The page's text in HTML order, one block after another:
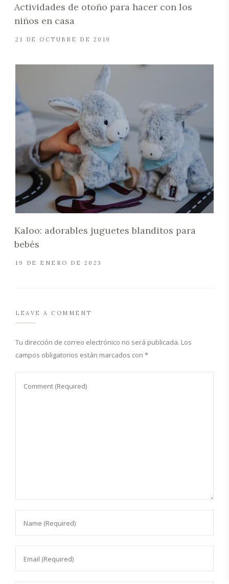
Actividades de otoño para hacer con los
niños en casa
21 DE OCTUBRE DE 2019
Kaloo: adorables juguetes blanditos para
bebés
19 DE ENERO DE 2023
LEAVE A COMMENT
Tu dirección de correo electrónico no será publicada. Los
campos obligatorios están marcados con *